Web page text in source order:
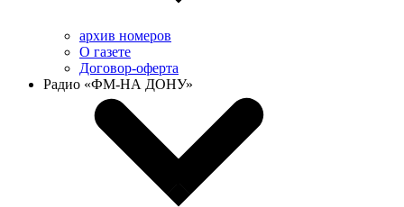
архив номеров
О газете
Договор-оферта
Радио «ФМ-НА ДОНУ»